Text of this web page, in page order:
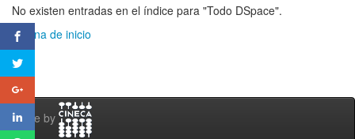
No existen entradas en el índice para "Todo DSpace".
Página de inicio
Theme by